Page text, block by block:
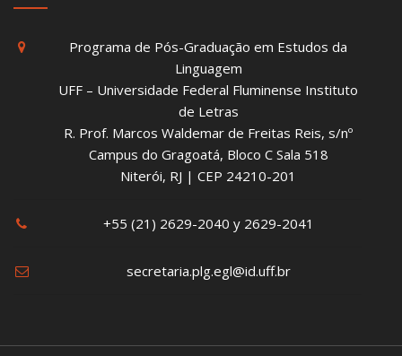
Programa de Pós-Graduação em Estudos da
Linguagem
UFF – Universidade Federal Fluminense Instituto
de Letras
R. Prof. Marcos Waldemar de Freitas Reis, s/nº
Campus do Gragoatá, Bloco C Sala 518
Niterói, RJ | CEP 24210-201
+55 (21) 2629-2040 y 2629-2041
secretaria.plg.egl@id.uff.br